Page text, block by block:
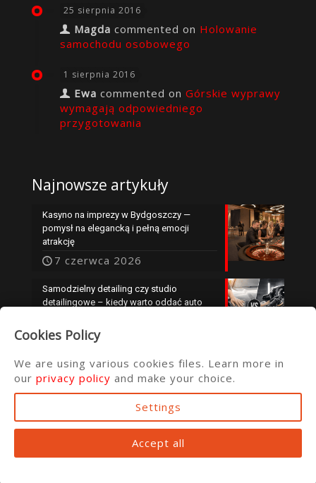
25 sierpnia 2016
Magda commented on Holowanie
samochodu osobowego
1 sierpnia 2016
Ewa commented on Górskie wyprawy
wymagają odpowiedniego
przygotowania
Najnowsze artykuły
Kasyno na imprezy w Bydgoszczy —
pomysł na elegancką i pełną emocji
atrakcję
7 czerwca 2026
Samodzielny detailing czy studio
detailingowe – kiedy warto oddać auto
25 maja 2026
© 2016 ata.com.pl
Cookies Policy
We are using various cookies files. Learn more in
our privacy policy and make your choice.
Settings
Accept all